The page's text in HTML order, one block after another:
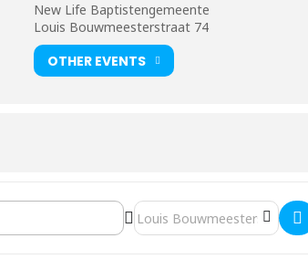
New Life Baptistengemeente
Louis Bouwmeesterstraat 74
OTHER EVENTS
Destination Address -